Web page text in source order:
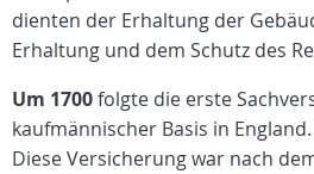
dienten der Erhaltung der
Erhaltung und dem Schutz des
Um 1700folgte die erste
kaufmännischer Basis in England.
Diese Versicherung war nach